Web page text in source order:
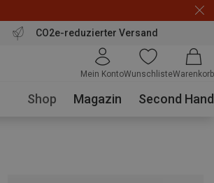
CO2e-reduzierter Versand
Mein KontoWunschlisteWarenkorb
Shop Magazin Second Hand